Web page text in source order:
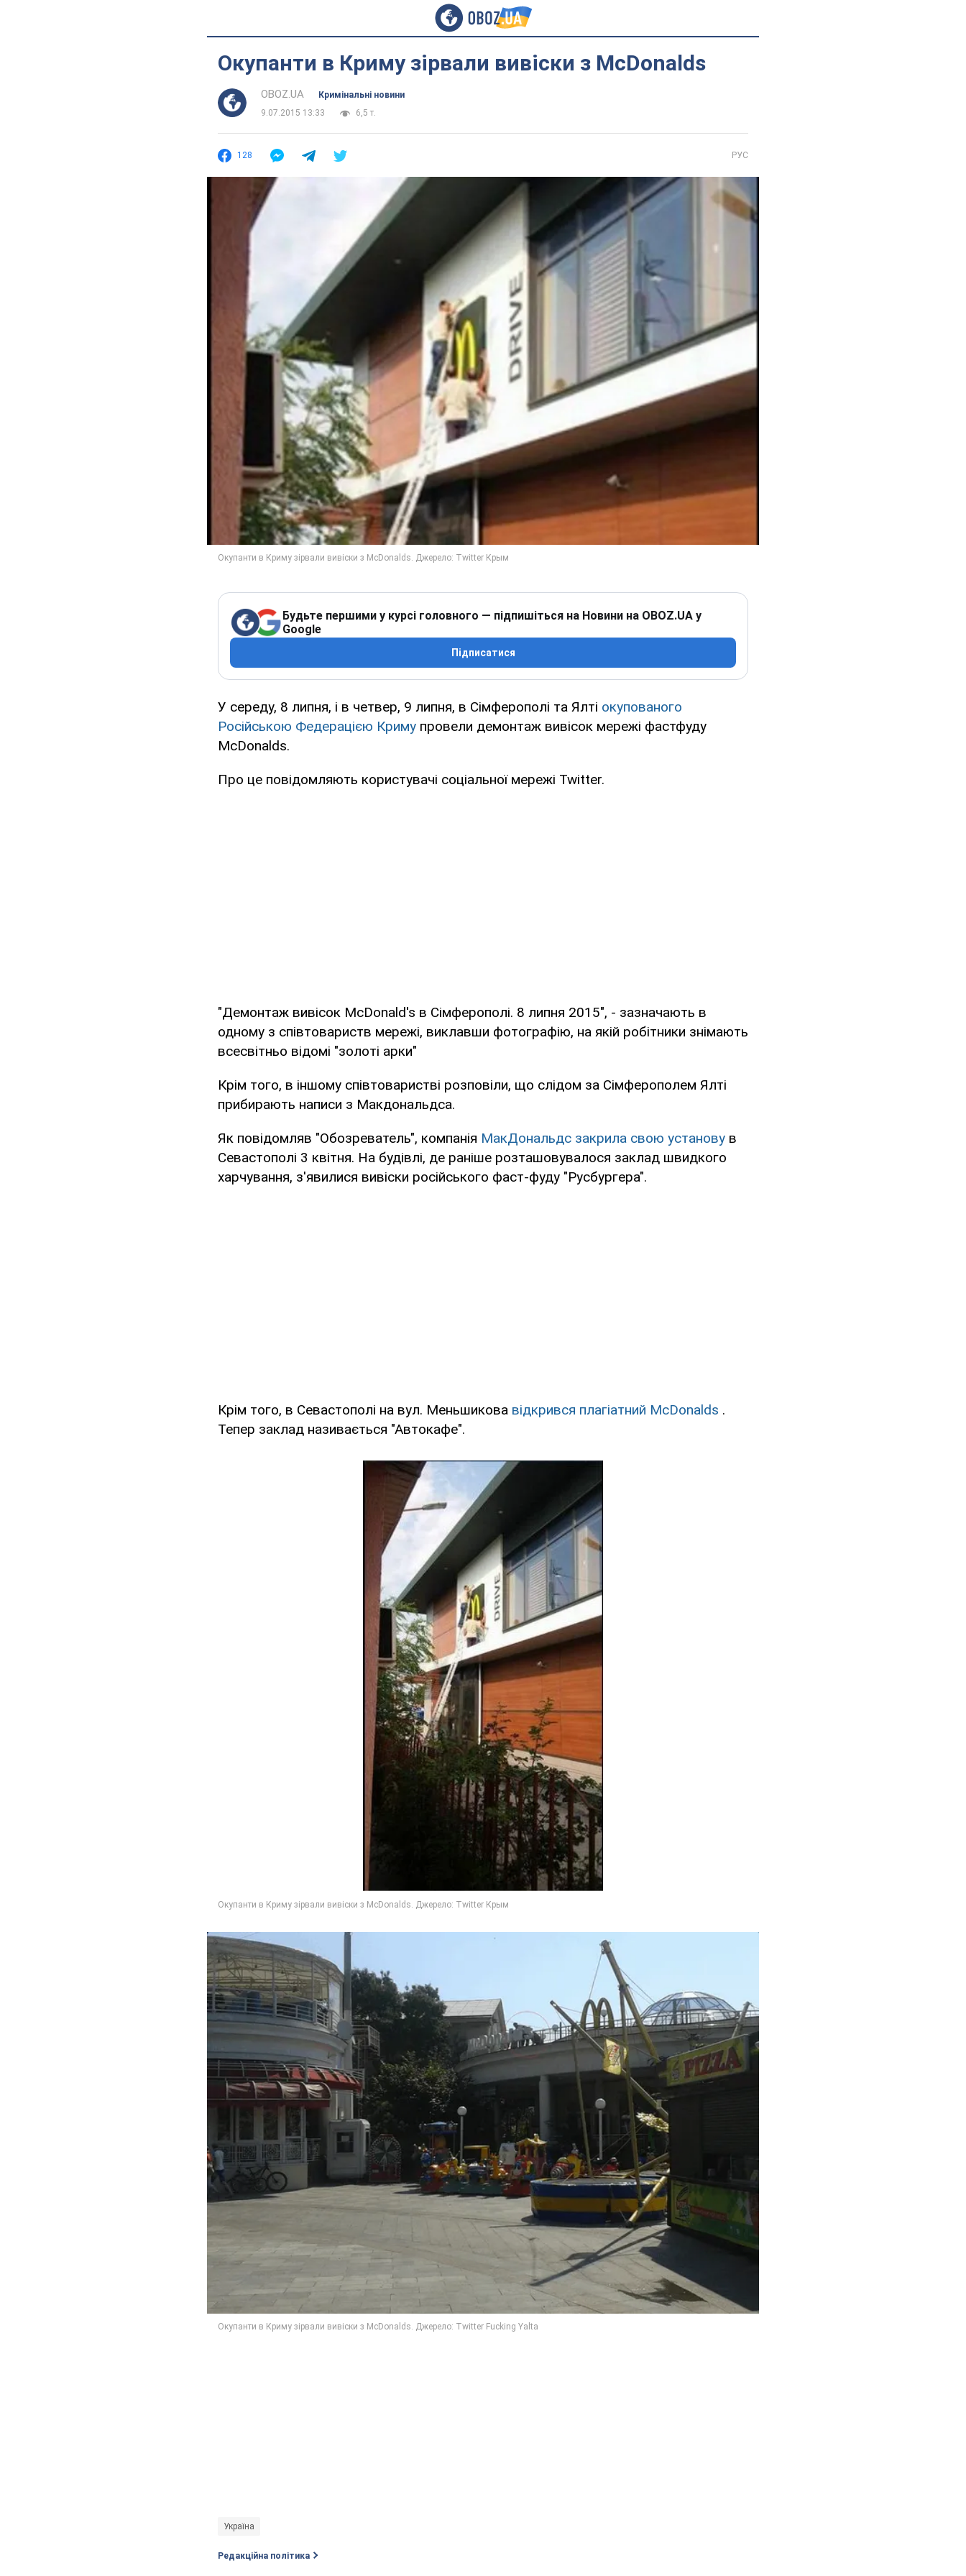
Окупанти в Криму зірвали вивіски з McDonalds
OBOZ.UA
Кримінальні новини
9.07.2015 13:33
6,5 т.
128 РУС
Будьте першими у курсі головного — підпишіться на Новини на OBOZ.UA у
Google
Підписатися
У середу, 8 липня, і в четвер, 9 липня, в Сімферополі та Ялті окупованого
Російською Федерацією Криму провели демонтаж вивісок мережі фастфуду
McDonalds.
Про це повідомляють користувачі соціальної мережі Twitter.
"Демонтаж вивісок McDonald's в Сімферополі. 8 липня 2015", - зазначають в
одному з співтовариств мережі, виклавши фотографію, на якій робітники знімають
всесвітньо відомі "золоті арки"
Крім того, в іншому співтоваристві розповіли, що слідом за Сімферополем Ялті
прибирають написи з Макдональдса.
Як повідомляв "Обозреватель", компанія МакДональдс закрила свою установу в
Севастополі 3 квітня. На будівлі, де раніше розташовувалося заклад швидкого
харчування, з'явилися вивіски російського фаст-фуду "Русбургера".
Крім того, в Севастополі на вул. Меньшикова відкрився плагіатний McDonalds .
Тепер заклад називається "Автокафе".
Україна
Редакційна політика